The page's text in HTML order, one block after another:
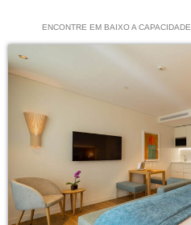
ENCONTRE EM BAIXO A